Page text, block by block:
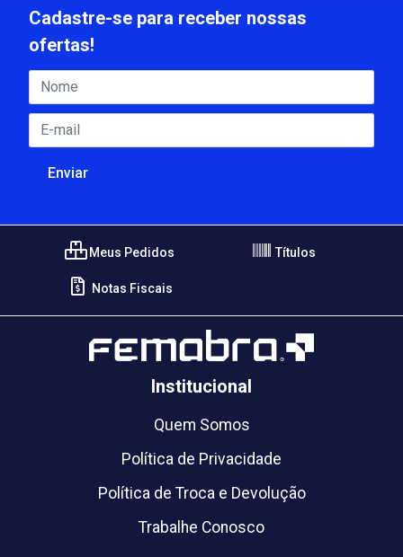
Cadastre-se para receber nossas
ofertas!
Meus Pedidos Títulos
Notas Fiscais
Institucional
Quem Somos
Política de Privacidade
Política de Troca e Devolução
Trabalhe Conosco